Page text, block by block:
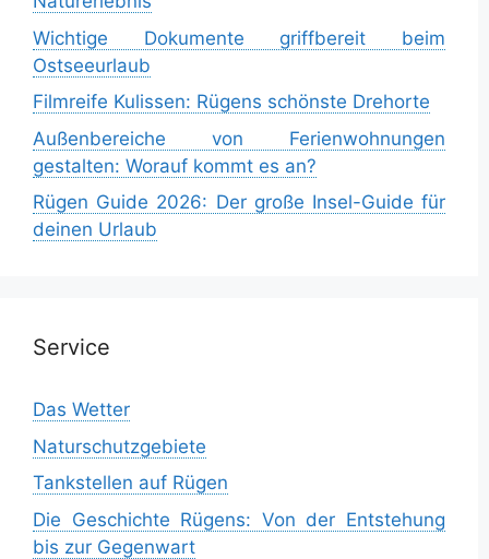
Wichtige Dokumente griffbereit beim
Ostseeurlaub
Filmreife Kulissen: Rügens schönste Drehorte
Außenbereiche von Ferienwohnungen
gestalten: Worauf kommt es an?
Rügen Guide 2026: Der große Insel-Guide für
deinen Urlaub
Service
Das Wetter
Naturschutzgebiete
Tankstellen auf Rügen
Die Geschichte Rügens: Von der Entstehung
bis zur Gegenwart